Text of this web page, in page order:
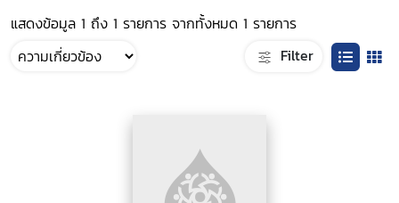
แสดงข้อมูล 1 ถึง 1 รายการ จากทั้งหมด 1 รายการ
Filter